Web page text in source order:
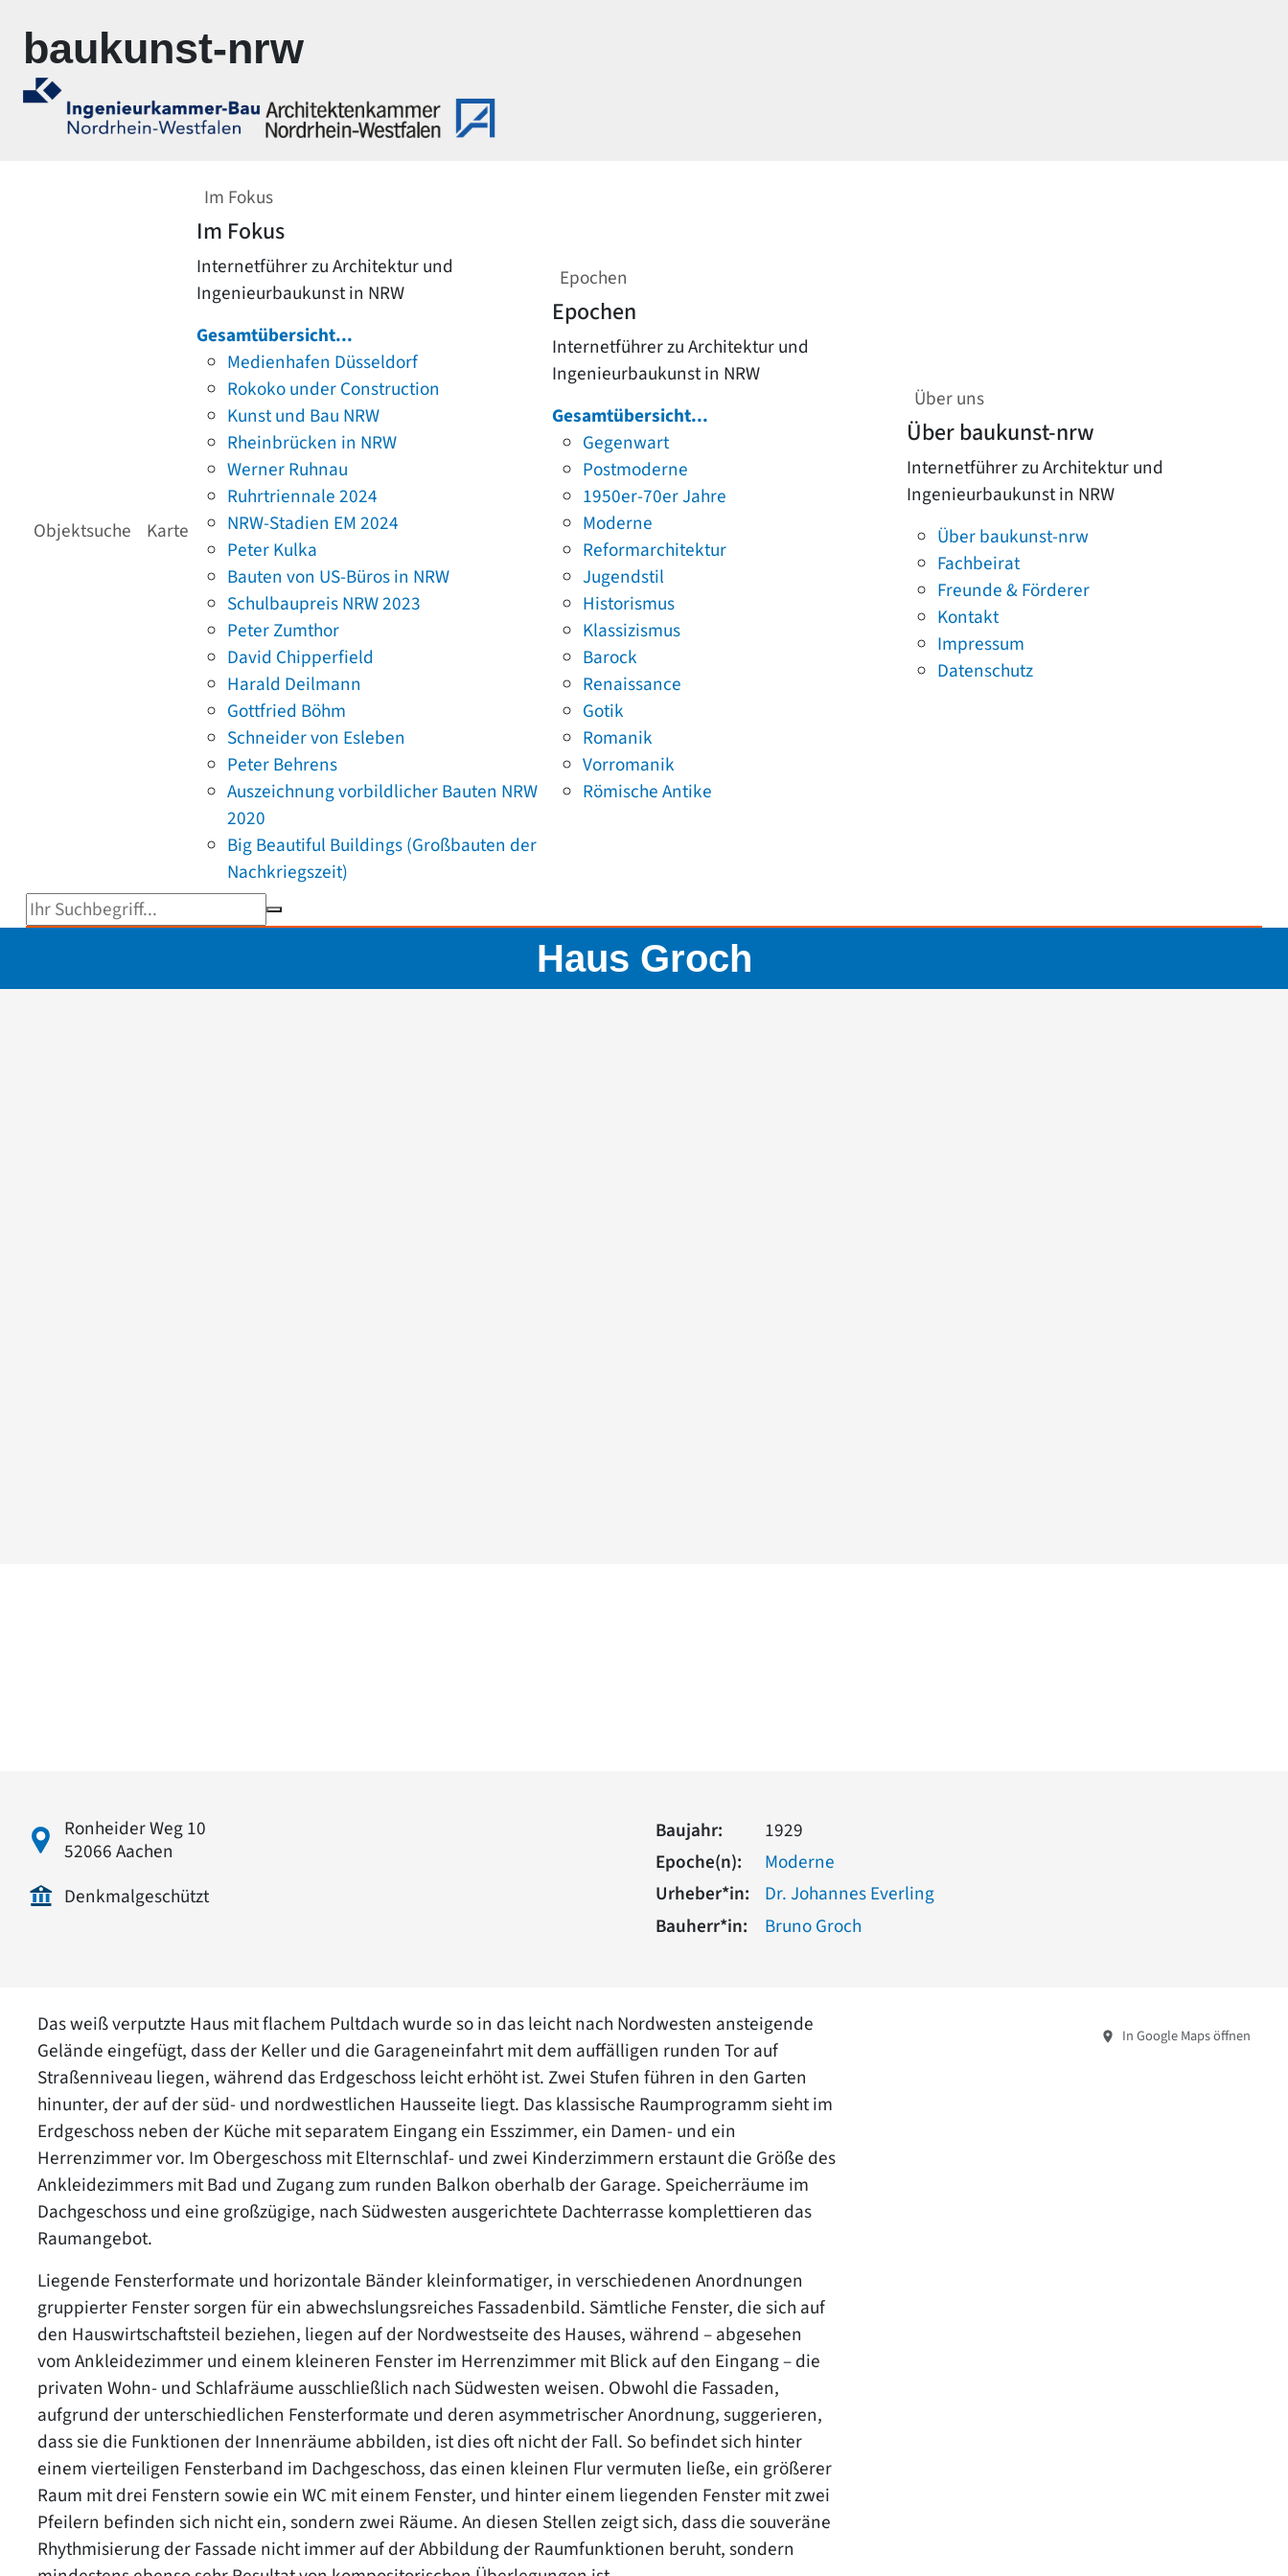
baukunst-nrw
Objektsuche Karte
Im Fokus
Im Fokus
Internetführer zu Architektur und
Ingenieurbaukunst in NRW
Gesamtübersicht...
Medienhafen Düsseldorf
Rokoko under Construction
Kunst und Bau NRW
Rheinbrücken in NRW
Werner Ruhnau
Ruhrtriennale 2024
NRW-Stadien EM 2024
Peter Kulka
Bauten von US-Büros in NRW
Schulbaupreis NRW 2023
Peter Zumthor
David Chipperfield
Harald Deilmann
Gottfried Böhm
Schneider von Esleben
Peter Behrens
Auszeichnung vorbildlicher Bauten NRW
2020
Big Beautiful Buildings (Großbauten der
Nachkriegszeit)
Epochen
Epochen
Internetführer zu Architektur und
Ingenieurbaukunst in NRW
Gesamtübersicht...
Gegenwart
Postmoderne
1950er-70er Jahre
Moderne
Reformarchitektur
Jugendstil
Historismus
Klassizismus
Barock
Renaissance
Gotik
Romanik
Vorromanik
Römische Antike
Über uns
Über baukunst-nrw
Internetführer zu Architektur und
Ingenieurbaukunst in NRW
Über baukunst-nrw
Fachbeirat
Freunde & Förderer
Kontakt
Impressum
Datenschutz
Suchbegriff eingeben
Haus Groch
Ronheider Weg 10
52066 Aachen
Denkmalgeschützt
Baujahr:
1929
Epoche(n):
Moderne
Urheber*in:
Dr. Johannes Everling
Bauherr*in:
Bruno Groch
Das weiß verputzte Haus mit flachem Pultdach wurde so in das leicht nach Nordwesten ansteigende
Gelände eingefügt, dass der Keller und die Garageneinfahrt mit dem auffälligen runden Tor auf
Straßenniveau liegen, während das Erdgeschoss leicht erhöht ist. Zwei Stufen führen in den Garten
hinunter, der auf der süd- und nordwestlichen Hausseite liegt. Das klassische Raumprogramm sieht im
Erdgeschoss neben der Küche mit separatem Eingang ein Esszimmer, ein Damen- und ein
Herrenzimmer vor. Im Obergeschoss mit Elternschlaf- und zwei Kinderzimmern erstaunt die Größe des
Ankleidezimmers mit Bad und Zugang zum runden Balkon oberhalb der Garage. Speicherräume im
Dachgeschoss und eine großzügige, nach Südwesten ausgerichtete Dachterrasse komplettieren das
Raumangebot.
Liegende Fensterformate und horizontale Bänder kleinformatiger, in verschiedenen Anordnungen
gruppierter Fenster sorgen für ein abwechslungsreiches Fassadenbild. Sämtliche Fenster, die sich auf
den Hauswirtschaftsteil beziehen, liegen auf der Nordwestseite des Hauses, während – abgesehen
vom Ankleidezimmer und einem kleineren Fenster im Herrenzimmer mit Blick auf den Eingang – die
privaten Wohn- und Schlafräume ausschließlich nach Südwesten weisen. Obwohl die Fassaden,
aufgrund der unterschiedlichen Fensterformate und deren asymmetrischer Anordnung, suggerieren,
dass sie die Funktionen der Innenräume abbilden, ist dies oft nicht der Fall. So befindet sich hinter
einem vierteiligen Fensterband im Dachgeschoss, das einen kleinen Flur vermuten ließe, ein größerer
Raum mit drei Fenstern sowie ein WC mit einem Fenster, und hinter einem liegenden Fenster mit zwei
Pfeilern befinden sich nicht ein, sondern zwei Räume. An diesen Stellen zeigt sich, dass die souveräne
Rhythmisierung der Fassade nicht immer auf der Abbildung der Raumfunktionen beruht, sondern
In Google Maps öffnen